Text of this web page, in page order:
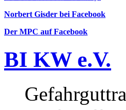
Norbert Gisder bei Facebook
Der MPC auf Facebook
BI KW e.V.